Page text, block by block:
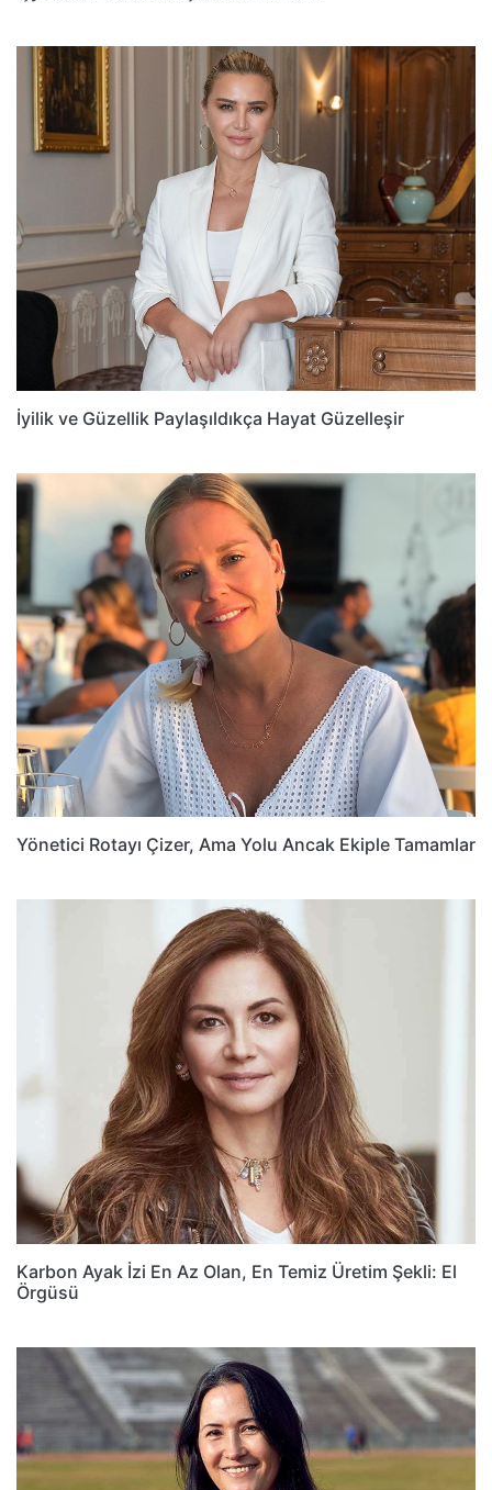
İyilik ve Güzellik Paylaşıldıkça Hayat Güzelleşir
Yönetici Rotayı Çizer, Ama Yolu Ancak Ekiple Tamamlar
Karbon Ayak İzi En Az Olan, En Temiz Üretim Şekli: El
Örgüsü